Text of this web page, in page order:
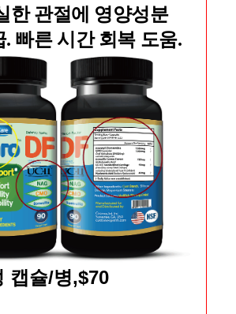
한 관절에 영양성분
. 빠른 시간 회복 도움.
캡슐/병,$70